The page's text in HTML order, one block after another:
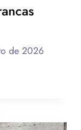
de 2026